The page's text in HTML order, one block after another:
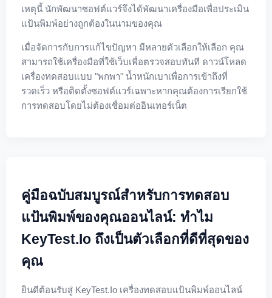
เหตุนี้ นักพัฒนาซอฟต์แวร์จึงได้พัฒนาเครื่องมือเพื่อประเมิน
แป้นพิมพ์อย่างถูกต้องในนามของคุณ
เมื่อจัดการกับการแก้ไขปัญหา มีหลายตัวเลือกให้เลือก คุณ
สามารถใช้เครื่องมือที่ใช้เว็บเพื่อตรวจสอบทันที ดาวน์โหลด
เครื่องทดสอบแบบ "พกพา" น้ำหนักเบาเพื่อการเข้าถึงที่
รวดเร็ว หรือติดตั้งซอฟต์แวร์เฉพาะหากคุณต้องการเรียกใช้
การทดสอบโดยไม่ต้องเชื่อมต่ออินเทอร์เน็ต
คู่มือฉบับสมบูรณ์สำหรับการทดสอบ
แป้นพิมพ์ของคุณออนไลน์: ทำไม
KeyTest.io ถึงเป็นตัวเลือกที่ดีที่สุดของ
คุณ
ยินดีต้อนรับสู่ KeyTest.io เครื่องทดสอบแป้นพิมพ์ออนไลน์